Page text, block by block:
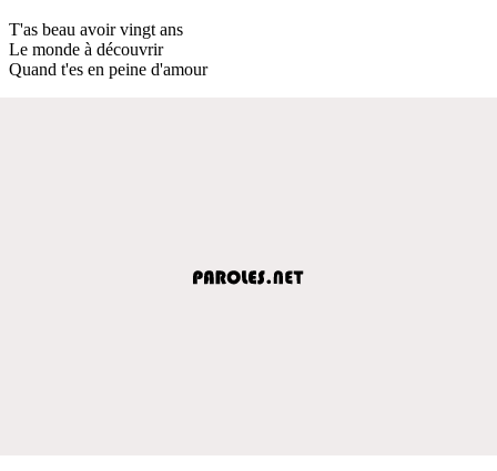
T'as beau avoir vingt ans
Le monde à découvrir
Quand t'es en peine d'amour